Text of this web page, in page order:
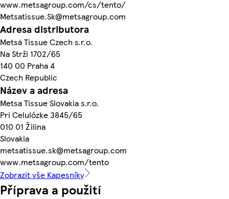
www.metsagroup.com/cs/tento/
Metsatissue.Sk@metsagroup.com
Adresa distributora
Metsä Tissue Czech s.r.o.
Na Strži 1702/65
140 00 Praha 4
Czech Republic
Název a adresa
Metsa Tissue Slovakia s.r.o.
Pri Celulózke 3845/65
010 01 Žilina
Slovakia
metsatissue.sk@metsagroup.com
www.metsagroup.com/tento
Zobrazit vše Kapesníky
Příprava a použití